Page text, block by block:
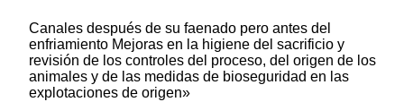
Canales después de su faenado pero antes del
enfriamiento Mejoras en la higiene del sacrificio y
revisión de los controles del proceso, del origen de los
animales y de las medidas de bioseguridad en las
explotaciones de origen»